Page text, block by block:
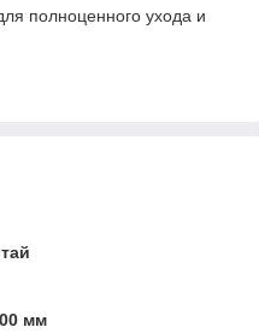
полноценного ухода и
мм